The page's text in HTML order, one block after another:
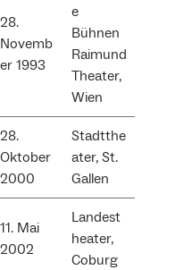
28.
Novemb
er 1993
e
Bühnen
Raimund
Theater,
Wien
28.
Oktober
2000
Stadtthe
ater, St.
Gallen
11. Mai
2002
Landest
heater,
Coburg